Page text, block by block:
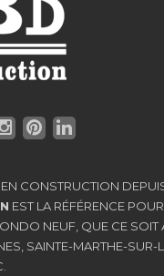
CONSTRUCTION
EST LA RÉFÉRENCE
NEUF, QUE CE SOIT
SAINTE-MARTHE-SUR-